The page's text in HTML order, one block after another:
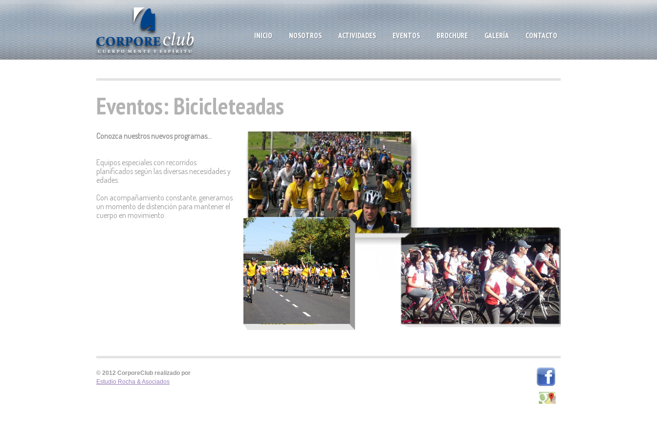
INICIO NOSOTROS ACTIVIDADES EVENTOS BROCHURE GALERÍA CONTACTO
Eventos: Bicicleteadas
Conozca nuestros nuevos programas...
Equipos especiales con recorridos
planificados según las diversas necesidades y
edades.
Con acompañamiento constante, generamos
un momento de distención para mantener el
cuerpo en movimiento.
© 2012 CorporeClub realizado por
Estudio Rocha & Asociados